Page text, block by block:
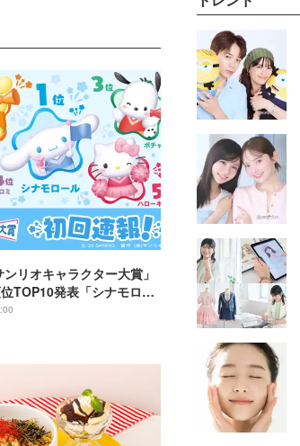
ンリオキャラクター大賞」
TOP10発表「シナモロー
覧】